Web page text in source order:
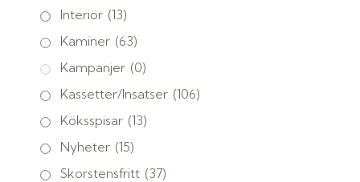
Interiör (13)
Kaminer (63)
Kampanjer (0)
Kassetter/Insatser (106)
Köksspisar (13)
Nyheter (15)
Skorstensfritt (37)